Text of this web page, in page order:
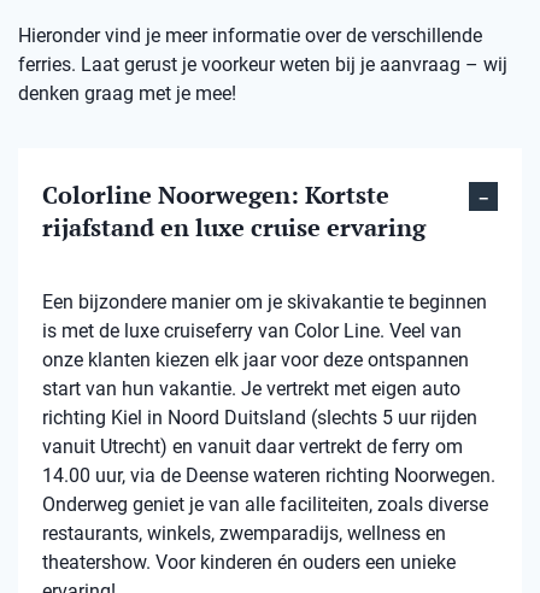
Hieronder vind je meer informatie over de verschillende
ferries. Laat gerust je voorkeur weten bij je aanvraag – wij
denken graag met je mee!
Colorline Noorwegen: Kortste
rijafstand en luxe cruise ervaring
Een bijzondere manier om je skivakantie te beginnen
is met de luxe cruiseferry van Color Line. Veel van
onze klanten kiezen elk jaar voor deze ontspannen
start van hun vakantie. Je vertrekt met eigen auto
richting Kiel in Noord Duitsland (slechts 5 uur rijden
vanuit Utrecht) en vanuit daar vertrekt de ferry om
14.00 uur, via de Deense wateren richting Noorwegen.
Onderweg geniet je van alle faciliteiten, zoals diverse
restaurants, winkels, zwemparadijs, wellness en
theatershow. Voor kinderen én ouders een unieke